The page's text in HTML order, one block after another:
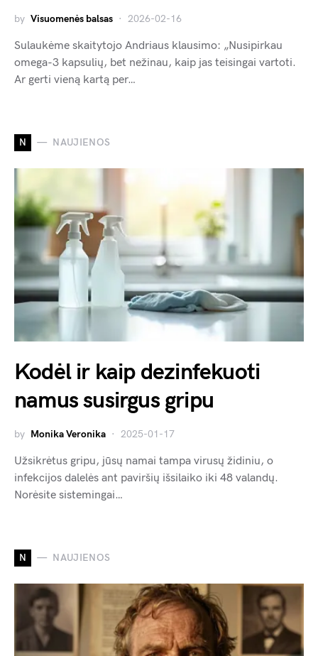
by Visuomenės balsas 2026-02-16
Sulaukėme skaitytojo Andriaus klausimo: „Nusipirkau
omega-3 kapsulių, bet nežinau, kaip jas teisingai vartoti.
Ar gerti vieną kartą per…
N NAUJIENOS
Kodėl ir kaip dezinfekuoti
namus susirgus gripu
by Monika Veronika 2025-01-17
Užsikrėtus gripu, jūsų namai tampa virusų židiniu, o
infekcijos dalelės ant paviršių išsilaiko iki 48 valandų.
Norėsite sistemingai…
N NAUJIENOS